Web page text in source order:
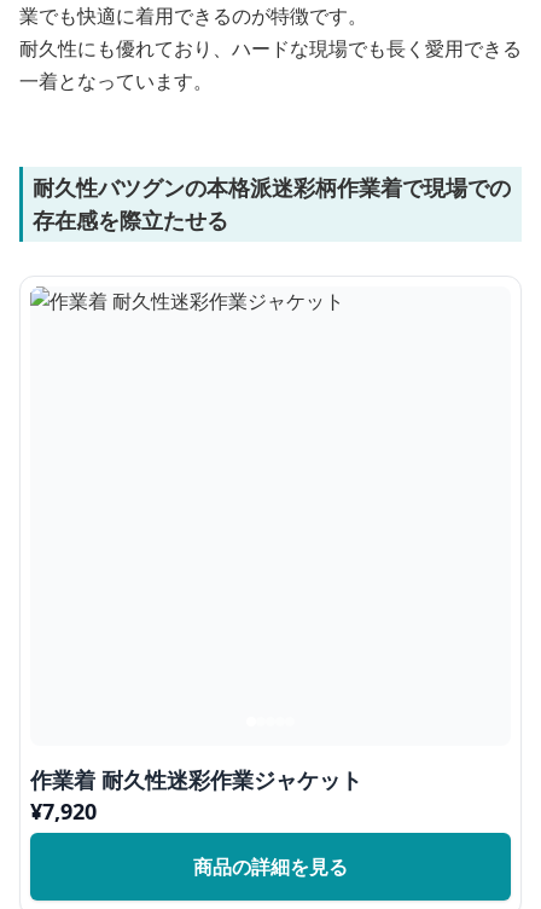
業でも快適に着用できるのが特徴です。
耐久性にも優れており、ハードな現場でも長く愛用できる
一着となっています。
耐久性バツグンの本格派迷彩柄作業着で現場での
存在感を際立たせる
作業着 耐久性迷彩作業ジャケット
¥7,920
商品の詳細を見る